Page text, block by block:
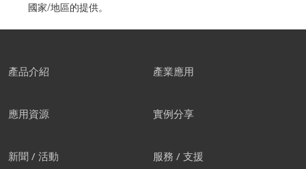
我們建議您創建屬於自己的帳
國家/地區的提供。
產品介紹 產業應用
應用資源 實例分享
新聞 / 活動 服務 / 支援